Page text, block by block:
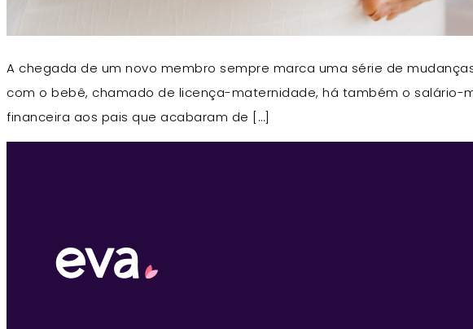
A chegada de um novo membro sempre marca uma série de
com o bebê, chamado de licença-maternidade, há também o
financeira aos pais que acabaram de […]